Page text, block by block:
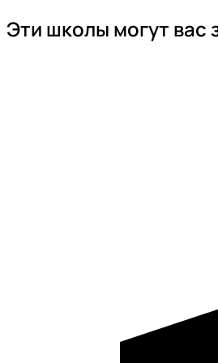
Эти школы могут вас